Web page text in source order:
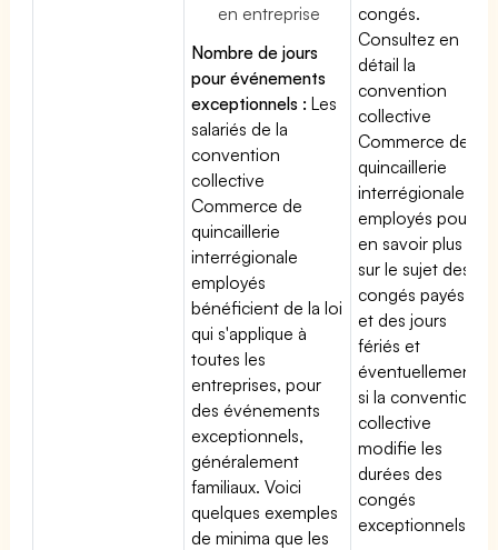
en entreprise
Nombre de jours
pour événements
exceptionnels : Les
salariés de la
convention
collective
Commerce de
quincaillerie
interrégionale
employés
bénéficient de la loi
qui s'applique à
toutes les
entreprises, pour
des événements
exceptionnels,
généralement
familiaux. Voici
quelques exemples
de minima que les
congés.
Consultez en
détail la
convention
collective
Commerce de
quincaillerie
interrégionale
employés pour
en savoir plus
sur le sujet des
congés payés
et des jours
fériés et
éventuellement
si la convention
collective
modifie les
durées des
congés
exceptionnels.